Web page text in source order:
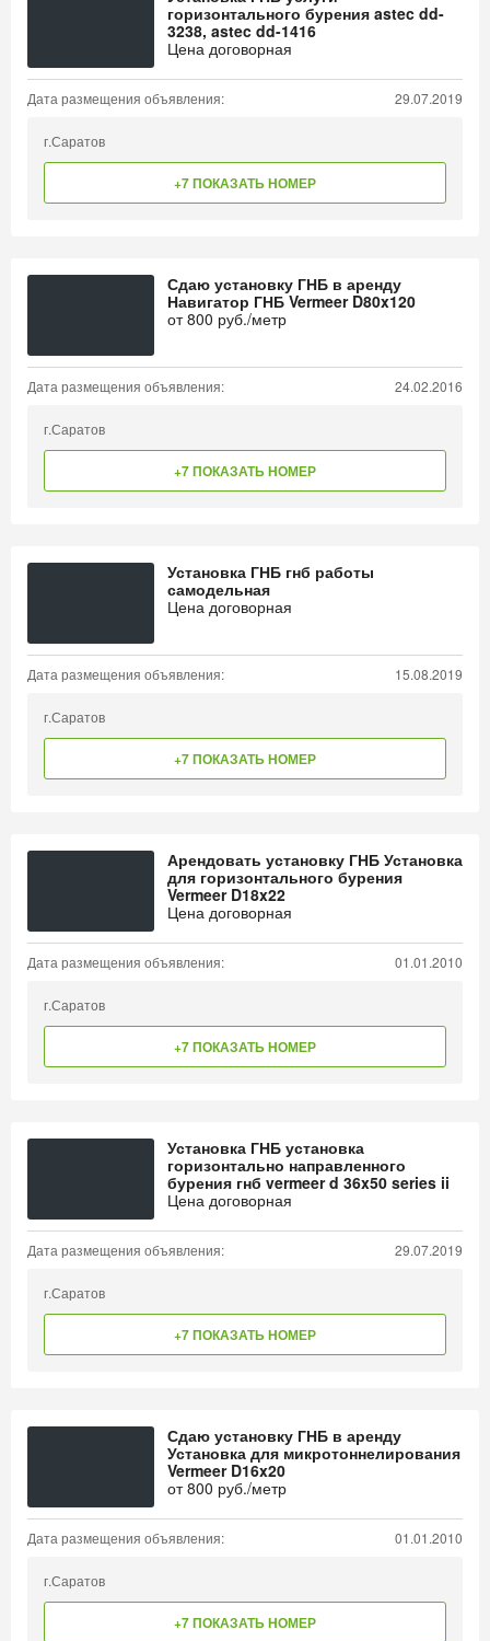
горизонтального бурения astec dd-
3238, astec dd-1416
Цена договорная
Дата размещения объявления: 29.07.2019
г.Саратов
+7 ПОКАЗАТЬ НОМЕР
Сдаю установку ГНБ в аренду
Навигатор ГНБ Vermeer D80x120
от800 руб./метр
Дата размещения объявления: 24.02.2016
г.Саратов
+7 ПОКАЗАТЬ НОМЕР
Установка ГНБ гнб работы
самодельная
Цена договорная
Дата размещения объявления: 15.08.2019
г.Саратов
+7 ПОКАЗАТЬ НОМЕР
Арендовать установку ГНБ Установка
для горизонтального бурения
Vermeer D18x22
Цена договорная
Дата размещения объявления: 01.01.2010
г.Саратов
+7 ПОКАЗАТЬ НОМЕР
Установка ГНБ установка
горизонтально направленного
бурения гнб vermeer d 36x50 series ii
Цена договорная
Дата размещения объявления: 29.07.2019
г.Саратов
+7 ПОКАЗАТЬ НОМЕР
Сдаю установку ГНБ в аренду
Установка для микротоннелирования
Vermeer D16x20
от800 руб./метр
Дата размещения объявления: 01.01.2010
г.Саратов
+7 ПОКАЗАТЬ НОМЕР